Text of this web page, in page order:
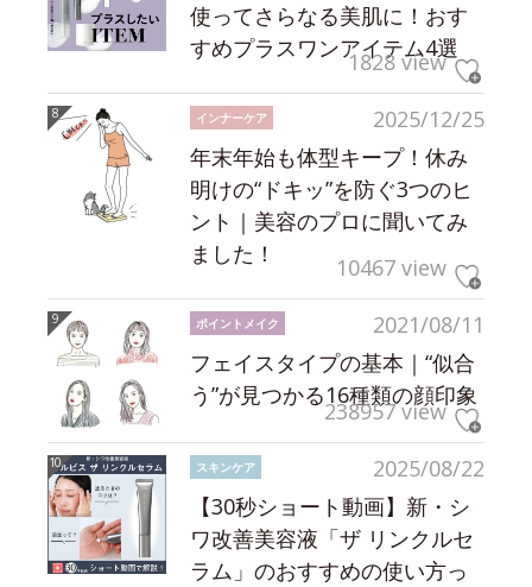
使ってさらなる美肌に！おす
すめプラスワンアイテム4選
1828 view
2025/12/25
インナーケア
年末年始も体型キープ！休み
明けの“ドキッ”を防ぐ3つのヒ
ント｜美容のプロに聞いてみ
ました！
10467 view
2021/08/11
ポイントメイク
フェイスタイプの基本｜“似合
う”が見つかる16種類の顔印象
238957 view
2025/08/22
スキンケア
【30秒ショート動画】新・シ
ワ改善美容液「ザ リンクルセ
ラム」のおすすめの使い方っ